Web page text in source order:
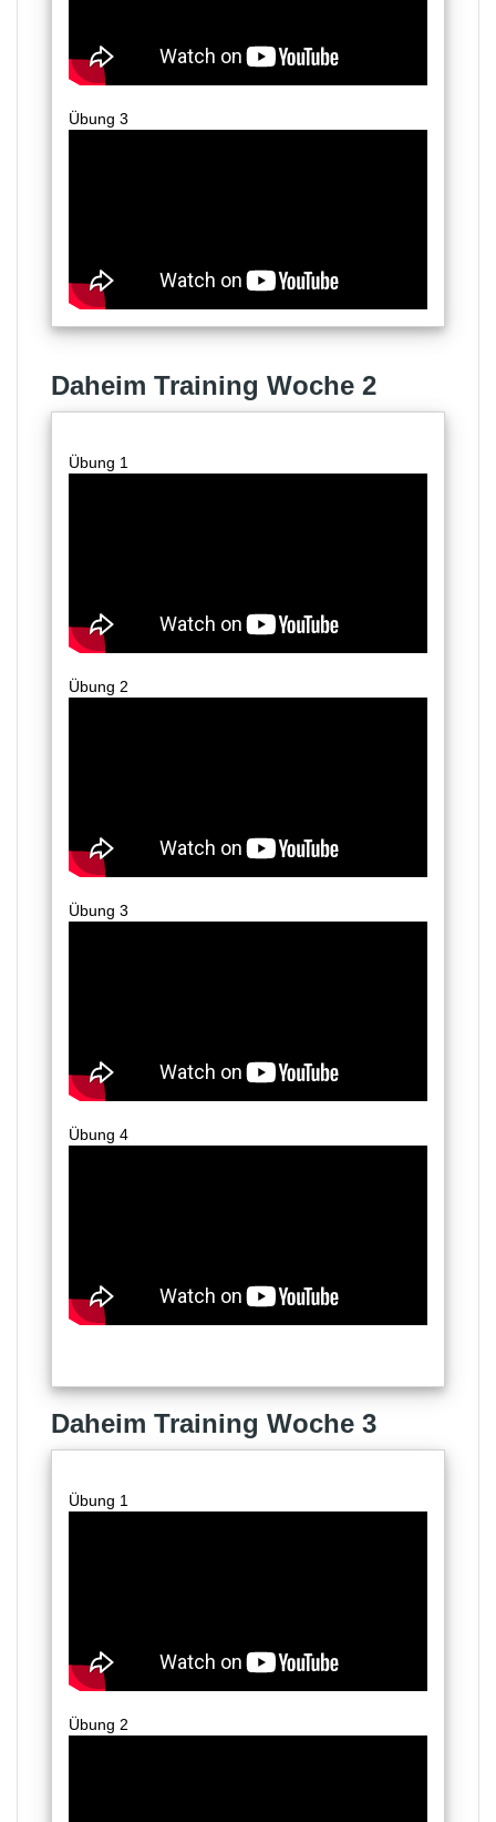
Übung 3
Daheim Training Woche 2
Übung 1
Übung 2
Übung 3
Übung 4
Daheim Training Woche 3
Übung 1
Übung 2